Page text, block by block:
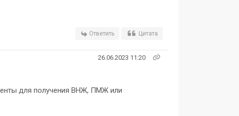
Ответить Цитата
26.06.2023 11:20
для получения ВНЖ, ПМЖ или